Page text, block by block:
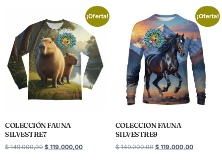
¡Oferta!
COLECCIÓN FAUNA
SILVESTRE7
$149.000,00 $ 119.000,00
¡Oferta!
COLECCION FAUNA
SILVESTRE9
$149.000,00 $119.000,00